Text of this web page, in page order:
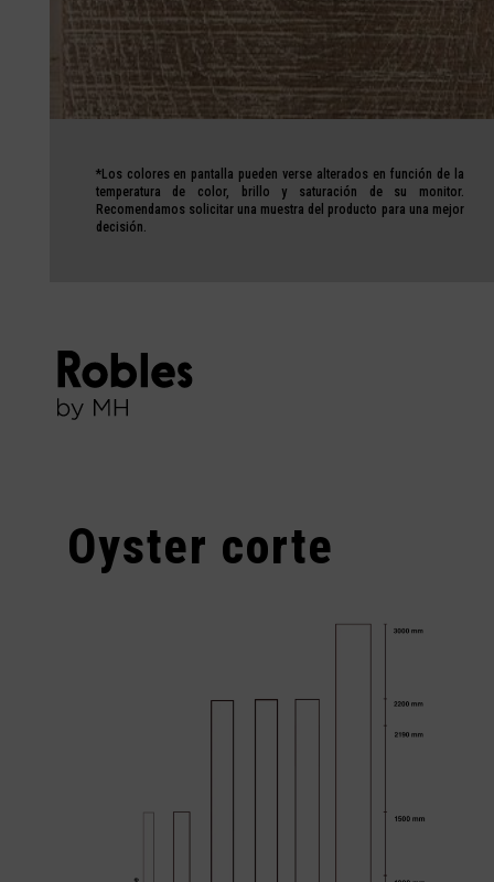
*Los colores en pantalla pueden verse alterados en función de la
temperatura de color, brillo y saturación de su monitor.
Recomendamos solicitar una muestra del producto para una mejor
decisión.
Oyster corte